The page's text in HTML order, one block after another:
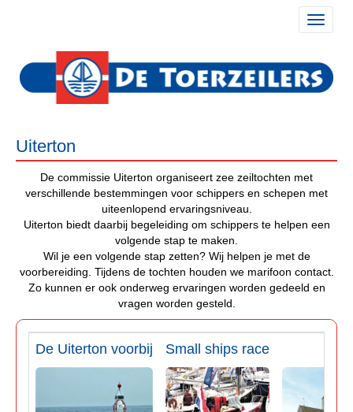
Toggle
Uiterton
De commissie Uiterton organiseert zee zeiltochten met
verschillende bestemmingen voor schippers en schepen met
uiteenlopend ervaringsniveau.
Uiterton biedt daarbij begeleiding om schippers te helpen een
volgende stap te maken.
Wil je een volgende stap zetten? Wij helpen je met de
voorbereiding. Tijdens de tochten houden we marifoon contact.
Zo kunnen er ook onderweg ervaringen worden gedeeld en
vragen worden gesteld.
De Uiterton voorbij Small ships race